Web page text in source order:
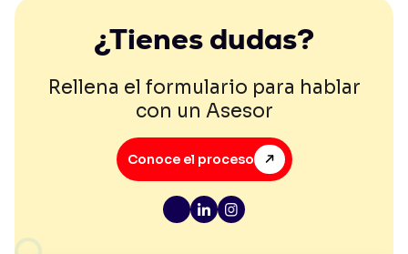
¿Tienes dudas?
Rellena el formulario para hablar
con un Asesor
Conoce el proceso